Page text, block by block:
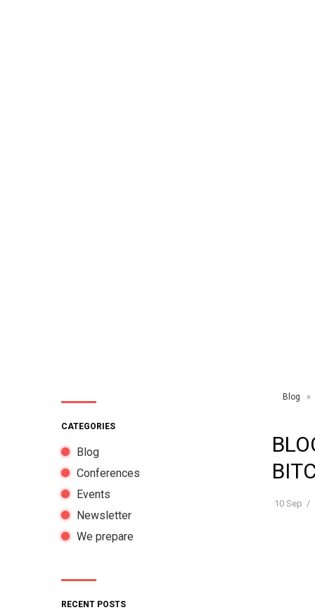
CATEGORIES
Blog
Conferences
Events
Newsletter
We prepare
RECENT POSTS
Blog »
10 Sep /